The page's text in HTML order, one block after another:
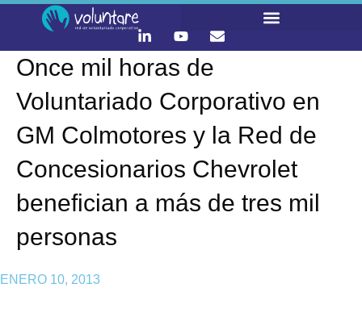
Once mil horas de
Voluntariado Corporativo en
GM Colmotores y la Red de
Concesionarios Chevrolet
benefician a más de tres mil
personas
ENERO 10, 2013